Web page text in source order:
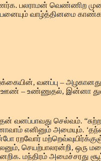
பலராமன்
வாழ்த்தினமை
வனப்பு –
ஊண் – உண்ணுதல், இன்னா
வனப்பாவது செல்வம்.
எனினும் அமையும்.
செயற்பாலரன்றி,
மந்திரம் அமைச்சரது